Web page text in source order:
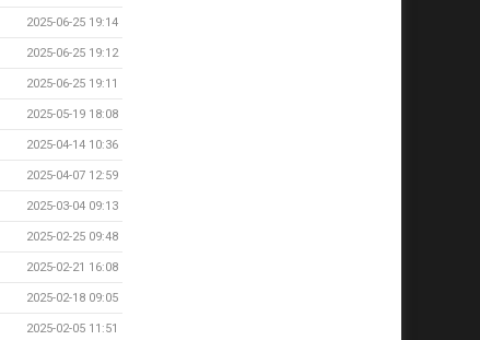
2025-06-25 19:14
2025-06-25 19:12
2025-06-25 19:11
2025-05-19 18:08
2025-04-14 10:36
2025-04-07 12:59
2025-03-04 09:13
2025-02-25 09:48
2025-02-21 16:08
2025-02-18 09:05
2025-02-05 11:51